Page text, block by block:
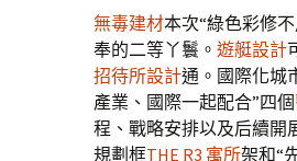
無毒建材本次“綠色彩修
奉的二等丫鬟。 遊艇設計
招待所設計通。國際化城
產業、國際一起配合”四個
程、戰略安排以及后續開
規劃框THE R3 寓所架和“